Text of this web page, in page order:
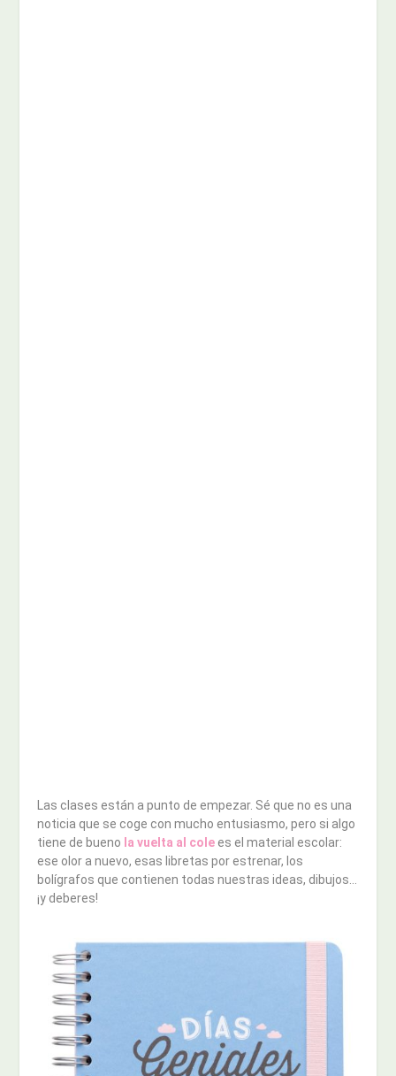
Las clases están a punto de empezar. Sé que no es una
noticia que se coge con mucho entusiasmo, pero si algo
tiene de bueno la vuelta al cole es el material escolar:
ese olor a nuevo, esas libretas por estrenar, los
bolígrafos que contienen todas nuestras ideas, dibujos…
¡y deberes!